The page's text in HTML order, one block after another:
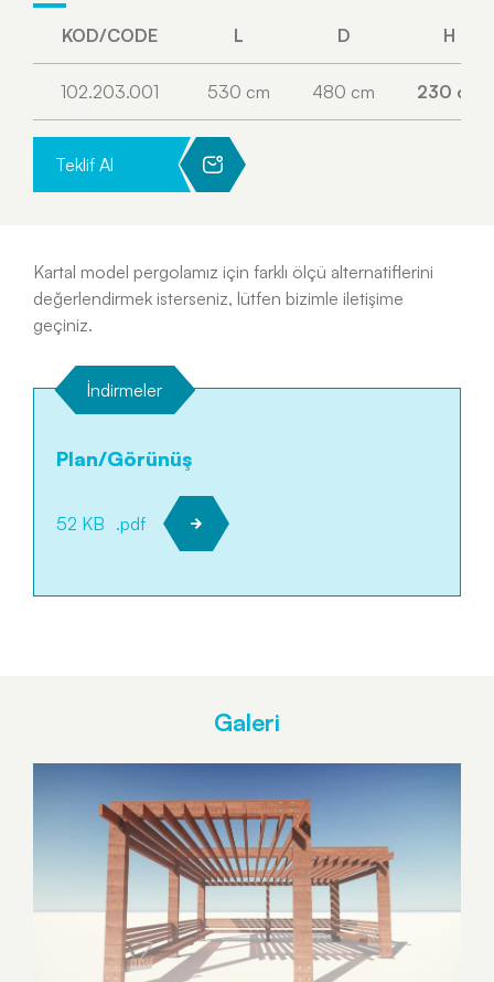
KOD/CODE L D H
102.203.001 530 cm 480 cm 230 cm
Teklif Al
Kartal model pergolamız için farklı ölçü alternatiflerini
değerlendirmek isterseniz, lütfen bizimle iletişime
geçiniz.
İndirmeler
Plan/Görünüş
52 KB .pdf
Galeri